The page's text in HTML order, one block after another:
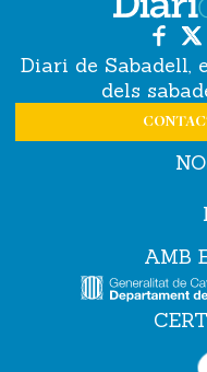
Diari de Sabadell,
dels
AMB